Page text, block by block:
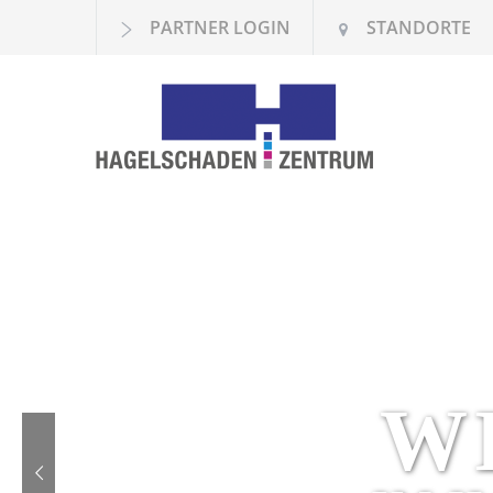
PARTNER LOGIN STANDORTE